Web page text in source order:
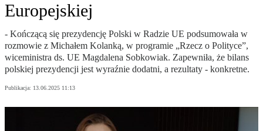
Europejskiej
- Kończącą się prezydencję Polski w Radzie UE podsumowała w
rozmowie z Michałem Kolanką, w programie „Rzecz o Polityce”,
wiceministra ds. UE Magdalena Sobkowiak. Zapewniła, że bilans
polskiej prezydencji jest wyraźnie dodatni, a rezultaty - konkretne.
Publikacja: 13.06.2025 11:13